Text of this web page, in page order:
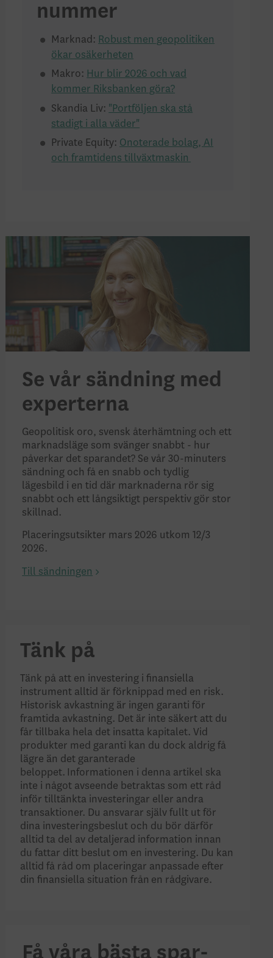
nummer
Marknad: Robust men geopolitiken
ökar osäkerheten
Makro: Hur blir 2026 och vad
kommer Riksbanken göra?
Skandia Liv: "Portföljen ska stå
stadigt i alla väder"
Private Equity: Onoterade bolag, AI
och framtidens tillväxtmaskin
Se vår sändning med
experterna
Geopolitisk oro, svensk återhämtning och ett
marknadsläge som svänger snabbt - hur
påverkar det sparandet? Se vår 30-minuters
sändning och få en snabb och tydlig
lägesbild i en tid där marknaderna rör sig
snabbt och ett långsiktigt perspektiv gör stor
skillnad.
Placeringsutsikter mars 2026 utkom 12/3
2026.
Till sändningen
Tänk på
Tänk på att en investering i finansiella
instrument alltid är förknippad med en risk.
Historisk avkastning är ingen garanti för
framtida avkastning. Det är inte säkert att du
får tillbaka hela det insatta kapitalet. Vid
produkter med garanti kan du dock aldrig få
lägre än det garanterade
beloppet. Informationen i denna artikel ska
inte i något avseende betraktas som ett råd
inför tilltänkta investeringar eller andra
transaktioner. Du ansvarar själv fullt ut för
dina investeringsbeslut och du bör därför
alltid ta del av detaljerad information innan
du fattar ditt beslut om en investering. Du kan
alltid få råd om placeringar anpassade efter
din finansiella situation från en rådgivare.